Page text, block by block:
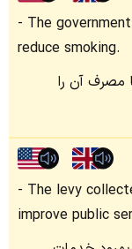
The
reduce smoking.
مصرف آن را
The levy
improve public